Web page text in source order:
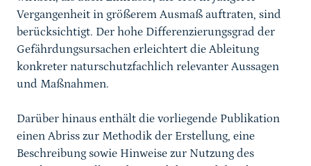
Vergangenheit in größerem Ausmaß auftraten, sind
berücksichtigt. Der hohe Differenzierungsgrad der
Gefährdungsursachen erleichtert die Ableitung
konkreter naturschutzfachlich relevanter Aussagen
und Maßnahmen.
Darüber hinaus enthält die vorliegende Publikation
einen Abriss zur Methodik der Erstellung, eine
Beschreibung sowie Hinweise zur Nutzung des